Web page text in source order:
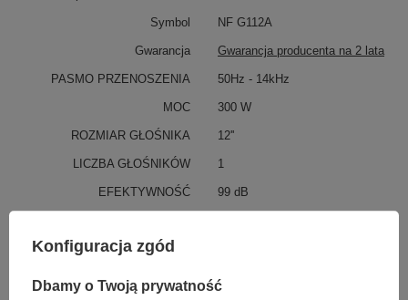
Symbol NF G112A
Gwarancja Gwarancja producenta na 2 lata
PASMO PRZENOSZENIA 50Hz - 14kHz
MOC 300 W
ROZMIAR GŁOŚNIKA 12''
LICZBA GŁOŚNIKÓW 1
EFEKTYWNOŚĆ 99 dB
Parametry bezpieczeństwa
Konfiguracja zgód
Dbamy o Twoją prywatność